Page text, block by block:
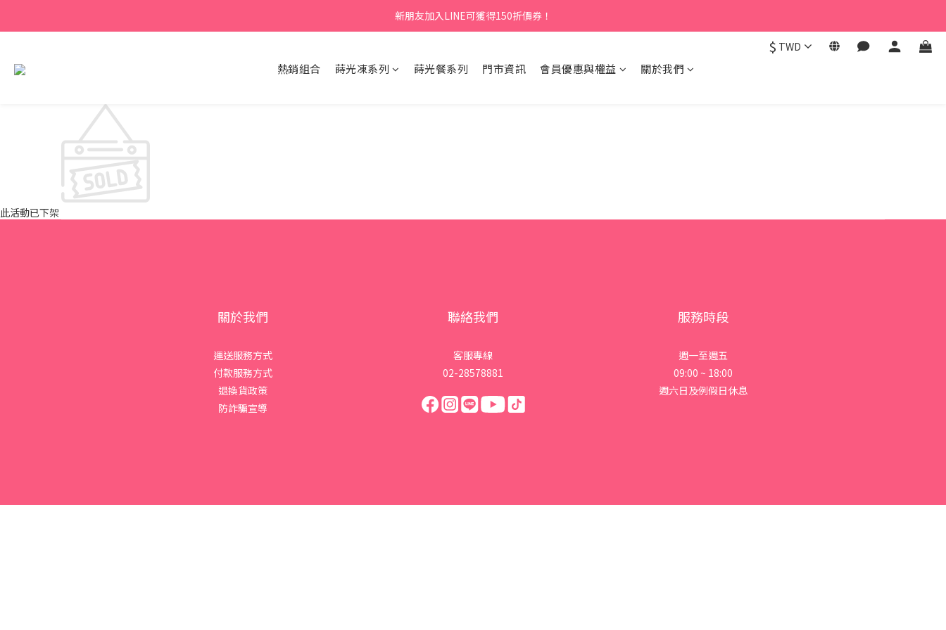
新朋友加入LINE可獲得150折價券！
$ TWD
熱銷組合 蒔光凍系列 蒔光餐系列 門市資訊 會員優惠與權益 關於我們
此活動已下架
關於我們
運送服務方式
付款服務方式
退換貨政策
防詐騙宣導
聯絡我們
客服專線
02-28578881
服務時段
週一至週五
09:00 ~ 18:00
週六日及例假日休息